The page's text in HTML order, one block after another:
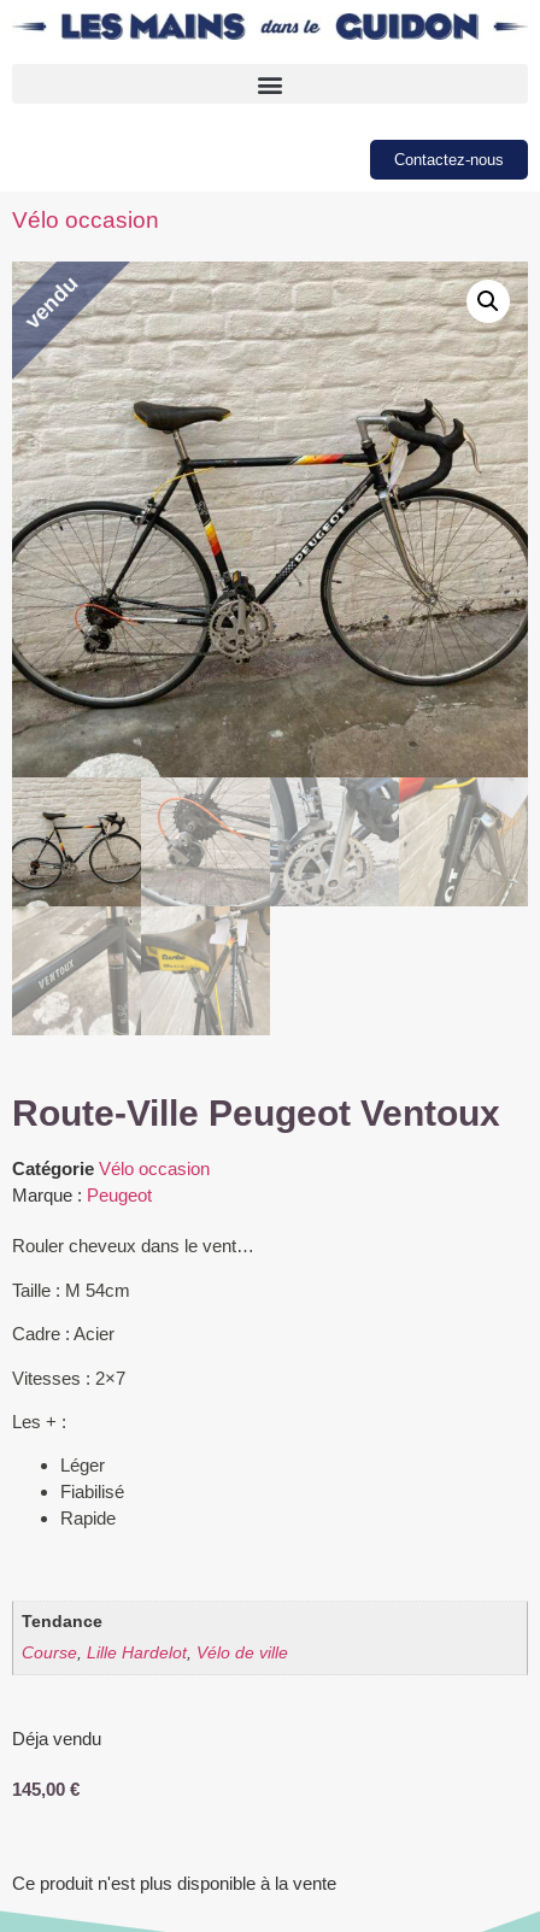
Contactez-nous
Vélo occasion
vendu
Route-Ville Peugeot Ventoux
Catégorie Vélo occasion
Marque : Peugeot
Rouler cheveux dans le vent…
Taille : M 54cm
Cadre : Acier
Vitesses : 2×7
Les + :
Léger
Fiabilisé
Rapide
Tendance
Course, Lille Hardelot, Vélo de ville
Déja vendu
145,00 €
Ce produit n'est plus disponible à la vente